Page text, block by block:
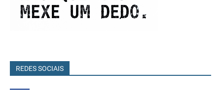
REDES SOCIAIS